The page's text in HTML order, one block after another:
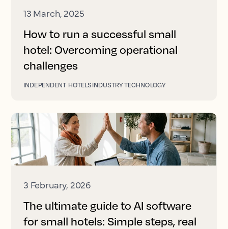
13 March, 2025
How to run a successful small
hotel: Overcoming operational
challenges
INDEPENDENT HOTELSINDUSTRY TECHNOLOGY
3 February, 2026
The ultimate guide to AI software
for small hotels: Simple steps, real